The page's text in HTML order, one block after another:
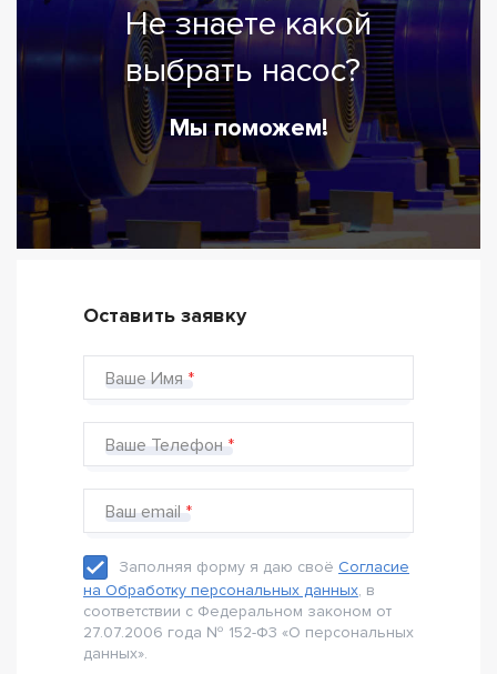
Не знаете какой
выбрать насос?
Мы поможем!
Оставить заявку
Ваше Имя
Ваше Телефон
Ваш email
Заполняя форму я даю своё Согласие
на Обработку персональных данных, в
соответствии с Федеральном законом от
27.07.2006 года № 152-Ф3 «О персональных
данных».